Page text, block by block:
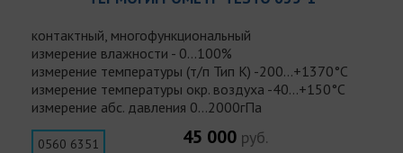
контактный, многофункциональный
измерение влажности - 0...100%
измерение температуры (т/п Тип K) -200...+1370°С
измерение температуры окр. воздуха -40...+150°С
измерение абс. давления 0...2000гПа
45 000 руб.
0560 6351